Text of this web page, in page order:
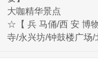
大咖精华景点
☆【 兵 马俑/西 安 博
寺/永兴坊/钟鼓楼广场/